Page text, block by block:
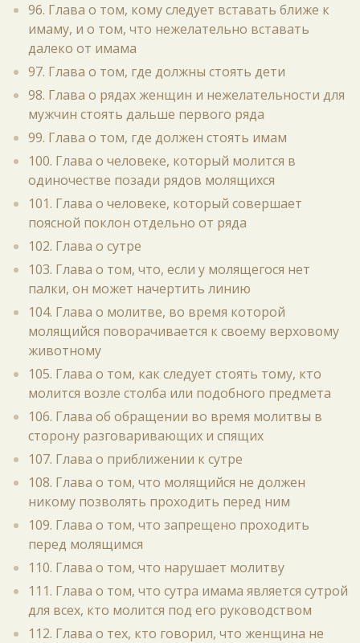
96. Глава о том, кому следует вставать ближе к
имаму, и о том, что нежелательно вставать
далеко от имама
97. Глава о том, где должны стоять дети
98. Глава о рядах женщин и нежелательности для
мужчин стоять дальше первого ряда
99. Глава о том, где должен стоять имам
100. Глава о человеке, который молится в
одиночестве позади рядов молящихся
101. Глава о человеке, который совершает
поясной поклон отдельно от ряда
102. Глава о сутре
103. Глава о том, что, если у молящегося нет
палки, он может начертить линию
104. Глава о молитве, во время которой
молящийся поворачивается к своему верховому
животному
105. Глава о том, как следует стоять тому, кто
молится возле столба или подобного предмета
106. Глава об обращении во время молитвы в
сторону разговаривающих и спящих
107. Глава о приближении к сутре
108. Глава о том, что молящийся не должен
никому позволять проходить перед ним
109. Глава о том, что запрещено проходить
перед молящимся
110. Глава о том, что нарушает молитву
111. Глава о том, что сутра имама является сутрой
для всех, кто молится под его руководством
112. Глава о тех, кто говорил, что женщина не